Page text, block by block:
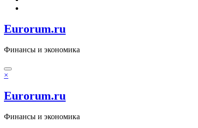
Eurorum.ru
Финансы и экономика
×
Eurorum.ru
Финансы и экономика